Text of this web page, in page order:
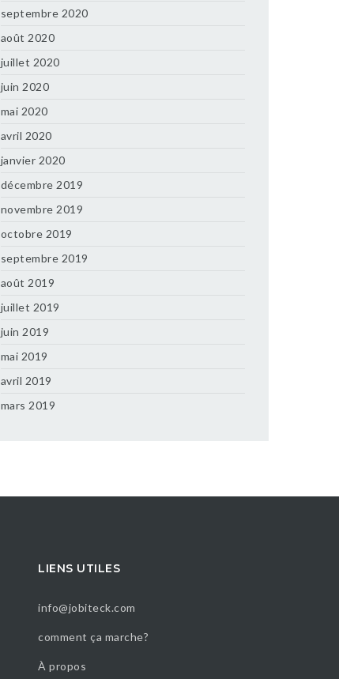
septembre 2020
août 2020
juillet 2020
juin 2020
mai 2020
avril 2020
janvier 2020
décembre 2019
novembre 2019
octobre 2019
septembre 2019
août 2019
juillet 2019
juin 2019
mai 2019
avril 2019
mars 2019
LIENS UTILES
info@jobiteck.com
comment ça marche?
À propos